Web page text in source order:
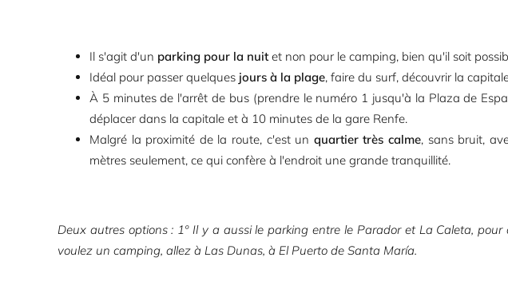
Il s'agit d'un parking pour la nuitet non pour le camping, bien qu'il soit
Idéal pour passer quelques jours à la plage, faire du surf, découvrir la
À 5 minutes de l'arrêt de bus (prendre le numéro 1 jusqu'à la Plaza de
déplacer dans la capitale et à 10 minutes de la gare Renfe.
Malgré la proximité de la route, c'est un quartier très calme, sans bruit,
mètres seulement, ce qui confère à l'endroit une grande tranquillité.
Deux autres options : 1º Il y a aussi le parking entre le Parador et La Caleta, pour
voulez un camping, allez à Las Dunas, à El Puerto de Santa María.